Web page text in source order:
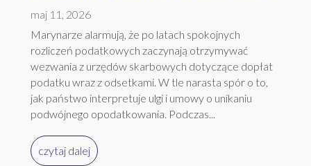
maj 11, 2026
Marynarze alarmują, że po latach spokojnych
rozliczeń podatkowych zaczynają otrzymywać
wezwania z urzędów skarbowych dotyczące dopłat
podatku wraz z odsetkami. W tle narasta spór o to,
jak państwo interpretuje ulgi i umowy o unikaniu
podwójnego opodatkowania. Podczas...
czytaj dalej